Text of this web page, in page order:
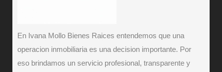
En Ivana Mollo Bienes Raices entendemos que una
operacion inmobiliaria es una decision importante. Por
eso brindamos un servicio profesional, transparente y